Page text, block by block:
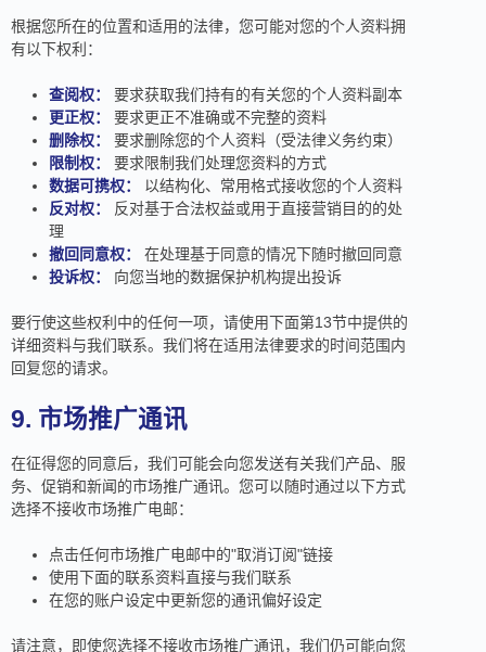
根据您所在的位置和适用的法律，您可能对您的个人资料拥
有以下权利：
查阅权：
要求获取我们持有的有关您的个人资料副本
更正权：
要求更正不准确或不完整的资料
删除权：
要求删除您的个人资料（受法律义务约束）
限制权：
要求限制我们处理您资料的方式
数据可携权：
以结构化、常用格式接收您的个人资料
反对权：
反对基于合法权益或用于直接营销目的的处
理
撤回同意权：
在处理基于同意的情况下随时撤回同意
投诉权：
向您当地的数据保护机构提出投诉
要行使这些权利中的任何一项，请使用下面第13节中提供的
详细资料与我们联系。我们将在适用法律要求的时间范围内
回复您的请求。
9. 市场推广通讯
在征得您的同意后，我们可能会向您发送有关我们产品、服
务、促销和新闻的市场推广通讯。您可以随时通过以下方式
选择不接收市场推广电邮：
点击任何市场推广电邮中的"取消订阅"链接
使用下面的联系资料直接与我们联系
在您的账户设定中更新您的通讯偏好设定
请注意，即使您选择不接收市场推广通讯，我们仍可能向您